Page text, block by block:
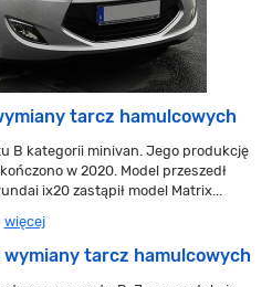
tarcz hamulcowych
B kategorii minivan. Jego produkcję
w 2020. Model przeszedł
ix20 zastąpił model Matrix...
więcej
wymiany tarcz hamulcowych